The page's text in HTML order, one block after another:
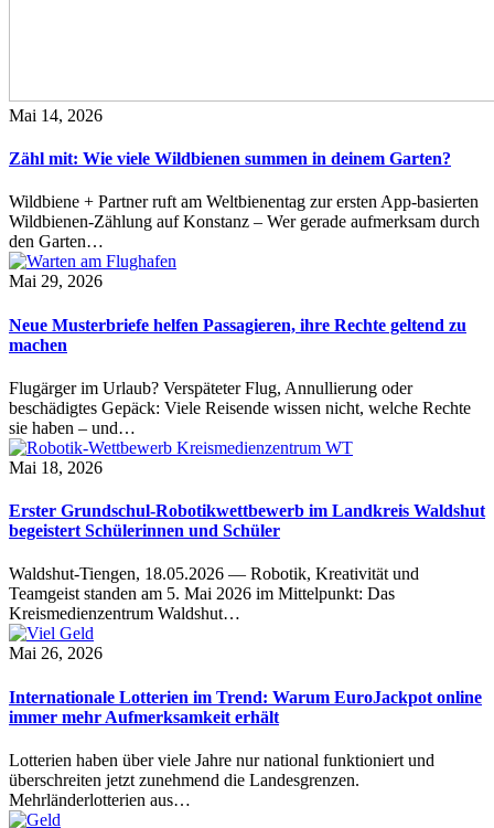
Mai 14, 2026
Zähl mit: Wie viele Wildbienen summen in deinem Garten?
Wildbiene + Partner ruft am Weltbienentag zur ersten App-basierten
Wildbienen-Zählung auf Konstanz – Wer gerade aufmerksam durch
den Garten…
Mai 29, 2026
Neue Musterbriefe helfen Passagieren, ihre Rechte geltend zu
machen
Flugärger im Urlaub? Verspäteter Flug, Annullierung oder
beschädigtes Gepäck: Viele Reisende wissen nicht, welche Rechte
sie haben – und…
Mai 18, 2026
Erster Grundschul-Robotikwettbewerb im Landkreis Waldshut
begeistert Schülerinnen und Schüler
Waldshut-Tiengen, 18.05.2026 — Robotik, Kreativität und
Teamgeist standen am 5. Mai 2026 im Mittelpunkt: Das
Kreismedienzentrum Waldshut…
Mai 26, 2026
Internationale Lotterien im Trend: Warum EuroJackpot online
immer mehr Aufmerksamkeit erhält
Lotterien haben über viele Jahre nur national funktioniert und
überschreiten jetzt zunehmend die Landesgrenzen.
Mehrländerlotterien aus…